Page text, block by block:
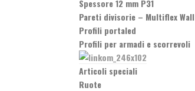
Spessore 12 mm P31
Pareti divisorie – Multiflex Wall
Profili portaled
Profili per armadi e scorrevoli
Articoli speciali
Ruote